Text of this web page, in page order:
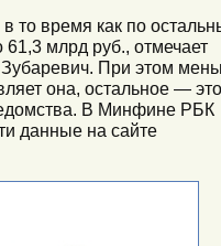
то время как по
млрд руб., отмечает
Зубаревич. При этом
она, остальное — это
В Минфине РБК
данные на сайте